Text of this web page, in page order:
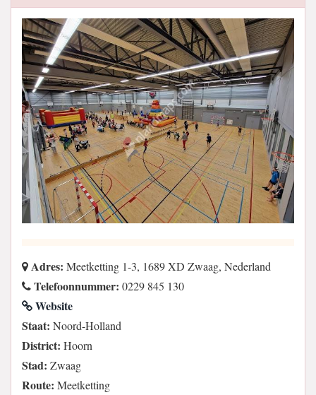
Adres: Meetketting 1-3, 1689 XD Zwaag, Nederland
Telefoonnummer: 0229 845 130
Website
Staat: Noord-Holland
District: Hoorn
Stad: Zwaag
Route: Meetketting